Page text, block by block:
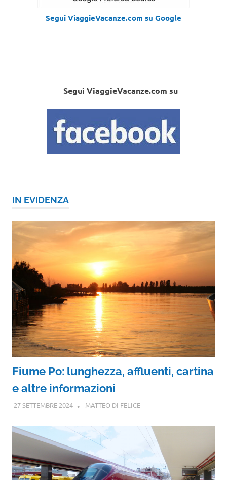
Segui ViaggieVacanze.com su Google
Segui ViaggieVacanze.com su
IN EVIDENZA
Fiume Po: lunghezza, affluenti, cartina
e altre informazioni
27 SETTEMBRE 2024 MATTEO DI FELICE